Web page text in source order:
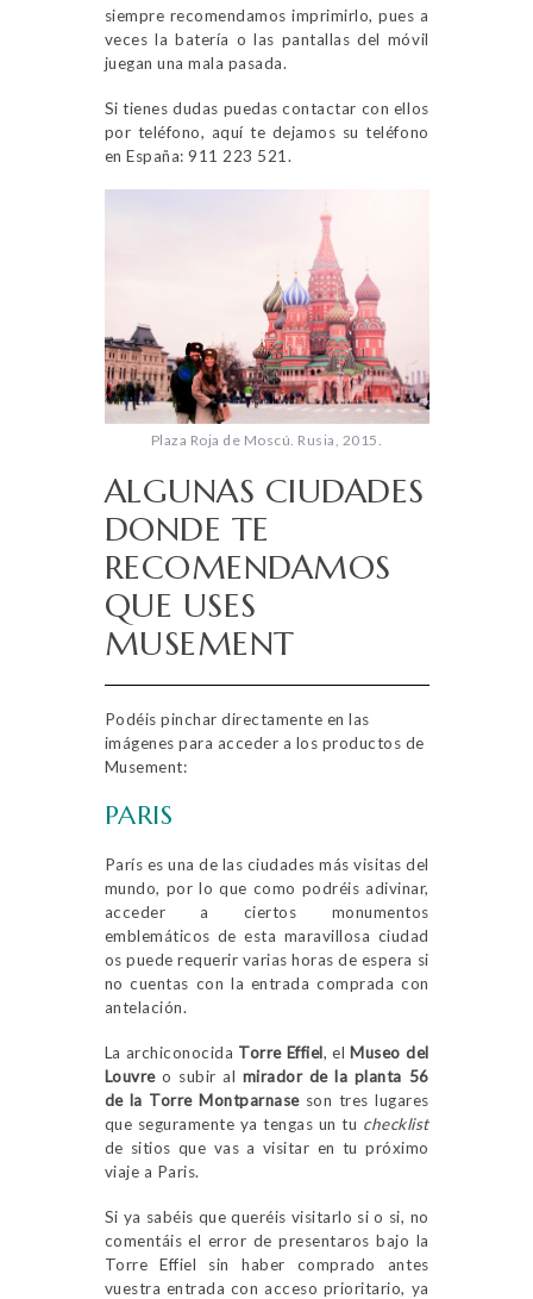
siempre recomendamos imprimirlo, pues a
veces la batería o las pantallas del móvil
juegan una mala pasada.
Si tienes dudas puedas contactar con ellos
por teléfono, aquí te dejamos su teléfono
en España: 911 223 521.
Plaza Roja de Moscú. Rusia, 2015.
ALGUNAS CIUDADES
DONDE TE
RECOMENDAMOS
QUE USES
MUSEMENT
Podéis pinchar directamente en las
imágenes para acceder a los productos de
Musement:
PARIS
París es una de las ciudades más visitas del
mundo, por lo que como podréis adivinar,
acceder a ciertos monumentos
emblemáticos de esta maravillosa ciudad
os puede requerir varias horas de espera si
no cuentas con la entrada comprada con
antelación.
La archiconocida Torre Effiel, el Museo del
Louvreo subir al mirador de la planta 56
de la Torre Montparnaseson tres lugares
que seguramente ya tengas un tu checklist
de sitios que vas a visitar en tu próximo
viaje a Paris.
Si ya sabéis que queréis visitarlo si o si, no
comentáis el error de presentaros bajo la
Torre Effiel sin haber comprado antes
vuestra entrada con acceso prioritario, ya